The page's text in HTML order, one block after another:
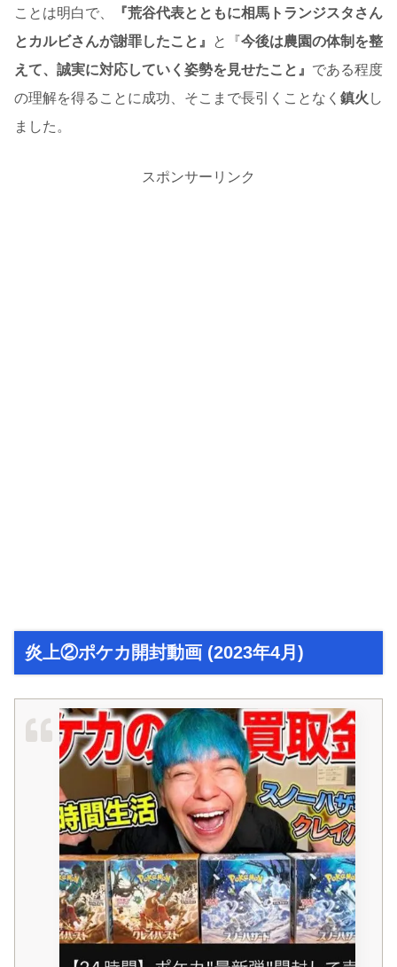
ことは明白で、
『荒谷代表とともに相馬トランジスタさん
とカルビさんが謝罪したこと』
と『今後は農園の体制を整
えて、誠実に対応していく姿勢を見せたこと』 である程度
の理解を得ることに成功、そこまで長引くことなく 鎮火 し
ました。
スポンサーリンク
炎上②ポケカ開封動画 (2023年4月)